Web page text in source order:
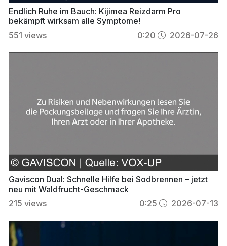
Endlich Ruhe im Bauch: Kijimea Reizdarm Pro
bekämpft wirksam alle Symptome!
551 views 0:20 2026-07-26
Gaviscon Dual: Schnelle Hilfe bei Sodbrennen – jetzt
neu mit Waldfrucht-Geschmack
215 views 0:25 2026-07-13